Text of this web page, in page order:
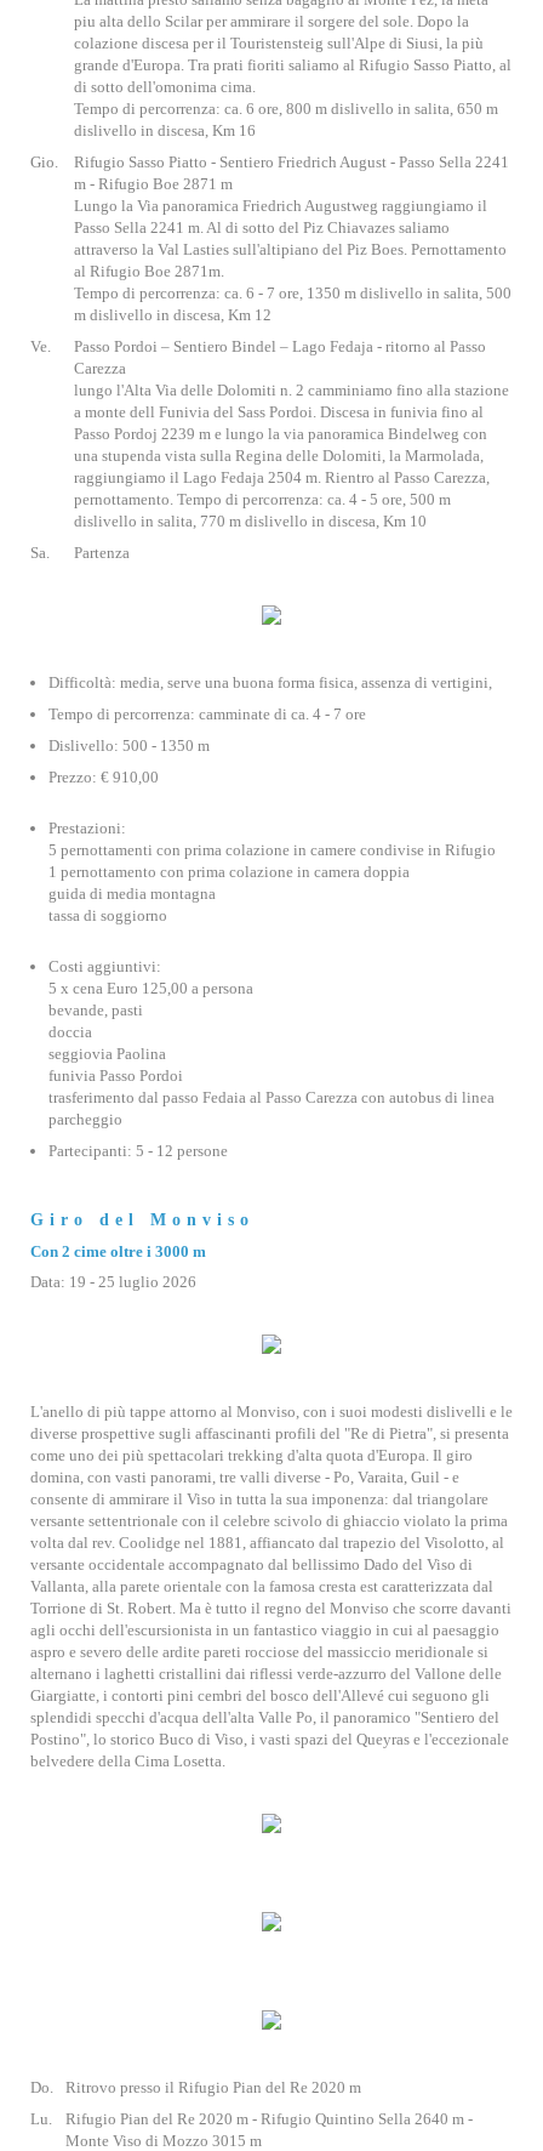
piu alta dello Scilar per ammirare il sorgere del sole. Dopo la
colazione discesa per il Touristensteig sull'Alpe di Siusi, la più
grande d'Europa. Tra prati fioriti saliamo al Rifugio Sasso Piatto, al
di sotto dell'omonima cima.
Tempo di percorrenza: ca. 6 ore, 800 m dislivello in salita, 650 m
dislivello in discesa, Km 16
Gio.
Rifugio Sasso Piatto - Sentiero Friedrich August - Passo Sella 2241
m - Rifugio Boe 2871 m
Lungo la Via panoramica Friedrich Augustweg raggiungiamo il
Passo Sella 2241 m. Al di sotto del Piz Chiavazes saliamo
attraverso la Val Lasties sull'altipiano del Piz Boes. Pernottamento
al Rifugio Boe 2871m.
Tempo di percorrenza: ca. 6 - 7 ore, 1350 m dislivello in salita, 500
m dislivello in discesa, Km 12
Ve.
Passo Pordoi – Sentiero Bindel – Lago Fedaja - ritorno al Passo
Carezza
lungo l'Alta Via delle Dolomiti n. 2 camminiamo fino alla stazione
a monte dell Funivia del Sass Pordoi. Discesa in funivia fino al
Passo Pordoj 2239 m e lungo la via panoramica Bindelweg con
una stupenda vista sulla Regina delle Dolomiti, la Marmolada,
raggiungiamo il Lago Fedaja 2504 m. Rientro al Passo Carezza,
pernottamento. Tempo di percorrenza: ca. 4 - 5 ore, 500 m
dislivello in salita, 770 m dislivello in discesa, Km 10
Sa.
Partenza
Difficoltà: media, serve una buona forma fisica, assenza di vertigini,
Tempo di percorrenza: camminate di ca. 4 - 7 ore
Dislivello: 500 - 1350 m
Prezzo: € 910,00
Prestazioni:
5 pernottamenti con prima colazione in camere condivise in Rifugio
1 pernottamento con prima colazione in camera doppia
guida di media montagna
tassa di soggiorno
Costi aggiuntivi:
5 x cena Euro 125,00 a persona
bevande, pasti
doccia
seggiovia Paolina
funivia Passo Pordoi
trasferimento dal passo Fedaia al Passo Carezza con autobus di linea
parcheggio
Partecipanti: 5 - 12 persone
Giro del Monviso
Con 2 cime oltre i 3000 m
Data: 19 - 25 luglio 2026
L'anello di più tappe attorno al Monviso, con i suoi modesti dislivelli e le
diverse prospettive sugli affascinanti profili del "Re di Pietra", si presenta
come uno dei più spettacolari trekking d'alta quota d'Europa. Il giro
domina, con vasti panorami, tre valli diverse - Po, Varaita, Guil - e
consente di ammirare il Viso in tutta la sua imponenza: dal triangolare
versante settentrionale con il celebre scivolo di ghiaccio violato la prima
volta dal rev. Coolidge nel 1881, affiancato dal trapezio del Visolotto, al
versante occidentale accompagnato dal bellissimo Dado del Viso di
Vallanta, alla parete orientale con la famosa cresta est caratterizzata dal
Torrione di St. Robert. Ma è tutto il regno del Monviso che scorre davanti
agli occhi dell'escursionista in un fantastico viaggio in cui al paesaggio
aspro e severo delle ardite pareti rocciose del massiccio meridionale si
alternano i laghetti cristallini dai riflessi verde-azzurro del Vallone delle
Giargiatte, i contorti pini cembri del bosco dell'Allevé cui seguono gli
splendidi specchi d'acqua dell'alta Valle Po, il panoramico "Sentiero del
Postino", lo storico Buco di Viso, i vasti spazi del Queyras e l'eccezionale
belvedere della Cima Losetta.
Do.
Ritrovo presso il Rifugio Pian del Re 2020 m
Lu.
Rifugio Pian del Re 2020 m - Rifugio Quintino Sella 2640 m -
Monte Viso di Mozzo 3015 m